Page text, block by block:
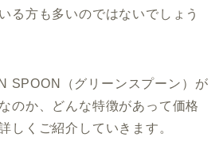
る方も多いのではないでしょう
SPOON（グリーンスプーン）が
のか、どんな特徴があって価格
しくご紹介していきます。